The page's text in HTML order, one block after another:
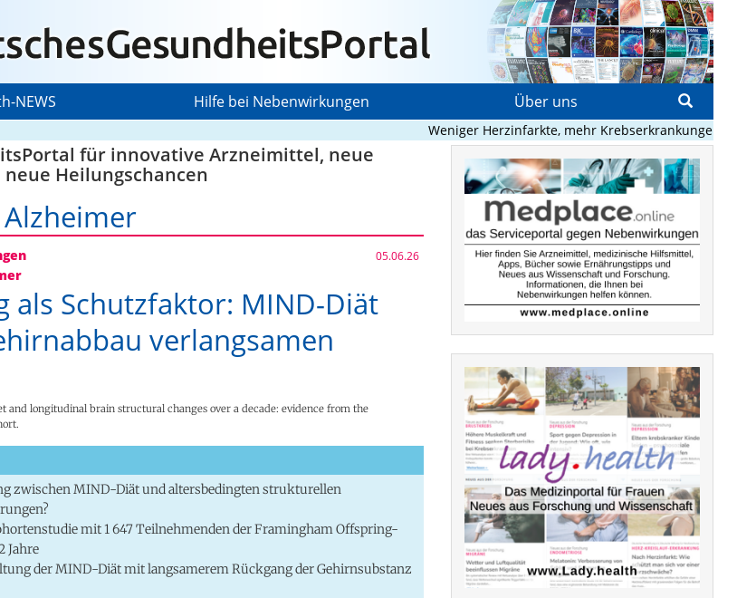
NEWS Hilfe bei Nebenwirkungen Über uns
Weniger Herzinfarkte, mehr Krebserkrankungen und
für innovative Arzneimittel, neue
Heilungschancen
05.06.26
als Schutzfaktor: MIND-Diät
verlangsamen
and longitudinal brain structural changes over a decade: evidence from the
zwischen MIND-Diät und altersbedingten strukturellen
mit 1 647 Teilnehmenden der Framingham Offspring-
Jahre
der MIND-Diät mit langsamerem Rückgang der Gehirnsubstanz